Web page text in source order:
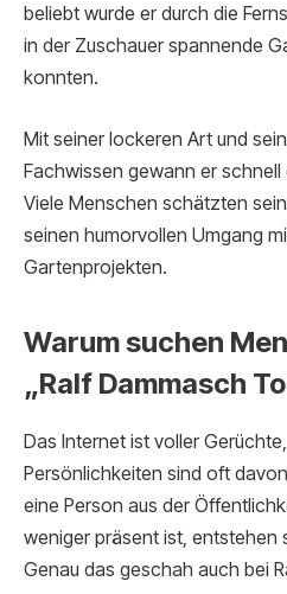
beliebt wurde er durch die
in der Zuschauer spannende
konnten.
Mit seiner lockeren Art und
Fachwissen gewann er
Viele Menschen schätzten
seinen humorvollen Umgang
Gartenprojekten.
Warum suchen
„Ralf Dammasch
Das Internet ist voller
Persönlichkeiten sind oft
eine Person aus der
weniger präsent ist, entstehen
Genau das geschah auch bei